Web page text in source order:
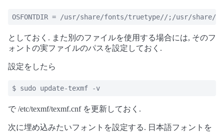
OSFONTDIR = /usr/share/fonts/truetype//;/usr/share/
としておく. また別のファイルを使用する場合には, そのフ
ォントの実ファイルのパスを設定しておく.
設定をしたら
$ sudo update-texmf -v
で /etc/texmf/texmf.cnf を更新しておく.
次に埋め込みたいフォントを設定する. 日本語フォントを